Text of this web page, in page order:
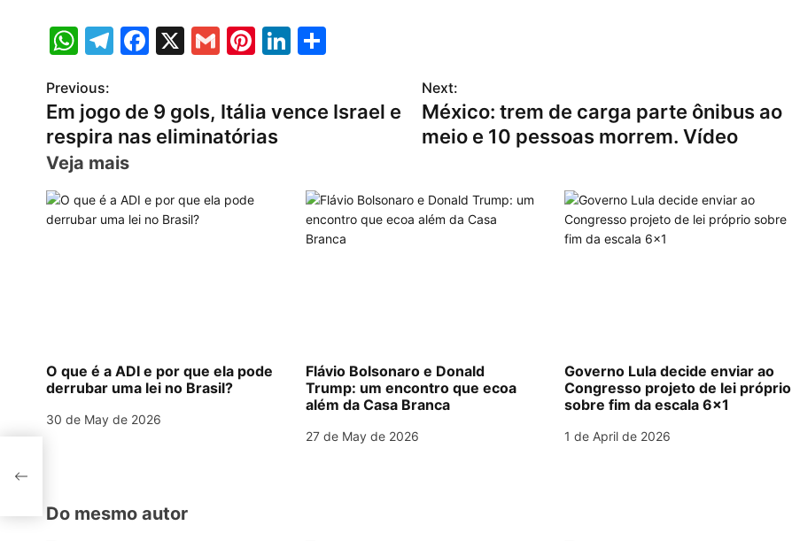
W
at
s
A
p
T
gr
a
m
F
c
e
b
o
X
G
ai
l
Pi
e
st
Li
e
n
ar
e
P
o
s
t
n
g
a
t
Previous:
Em jogo de 9 gols, Itália vence Israel e
respira nas eliminatórias
Next:
México: trem de carga parte ônibus ao
meio e 10 pessoas morrem. Vídeo
Veja mais
O que é a ADI e por que ela pode
derrubar uma lei no Brasil?
30 de May de 2026
Flávio Bolsonaro e Donald
Trump: um encontro que ecoa
além da Casa Branca
27 de May de 2026
Governo Lula decide enviar ao
Congresso projeto de lei próprio
sobre fim da escala 6×1
1 de April de 2026
Do mesmo autor